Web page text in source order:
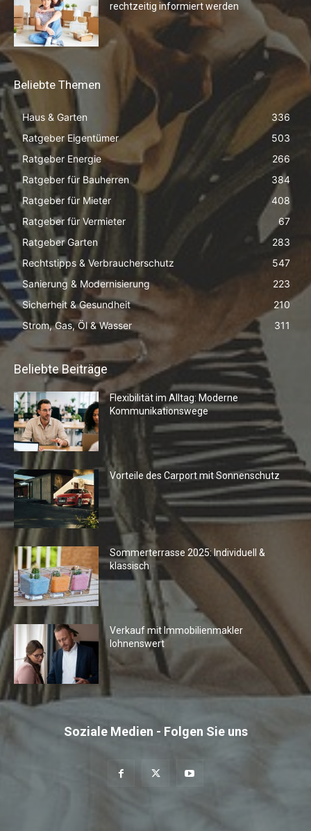
rechtzeitig informiert werden
Beliebte Themen
Haus & Garten
336
Ratgeber Eigentümer
503
Ratgeber Energie
266
Ratgeber für Bauherren
384
Ratgeber für Mieter
408
Ratgeber für Vermieter
67
Ratgeber Garten
283
Rechtstipps & Verbraucherschutz
547
Sanierung & Modernisierung
223
Sicherheit & Gesundheit
210
Strom, Gas, Öl & Wasser
311
Beliebte Beiträge
Flexibilität im Alltag: Moderne
Kommunikationswege
Vorteile des Carport mit Sonnenschutz
Sommerterrasse 2025: Individuell &
klassisch
Verkauf mit Immobilienmakler
lohnenswert
Soziale Medien - Folgen Sie uns